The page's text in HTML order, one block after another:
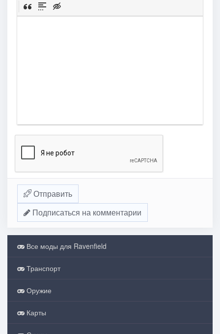
Отправить
Подписаться на комментарии
Все моды для Ravenfield
Транспорт
Оружие
Карты